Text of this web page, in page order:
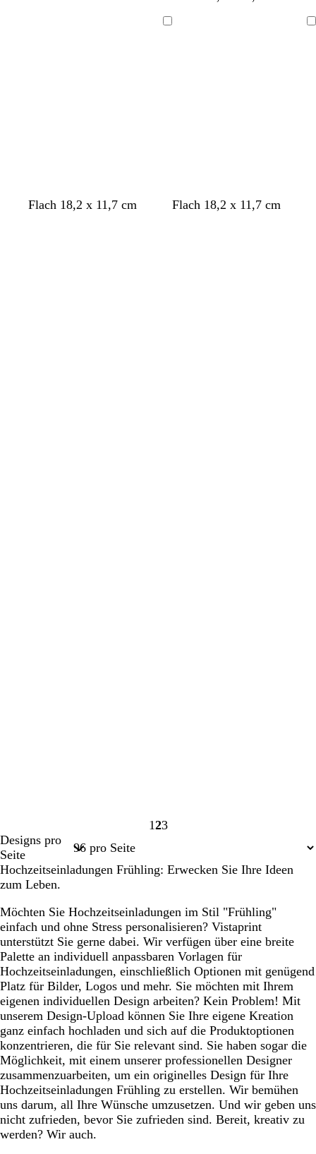
Flach 18,2 x 11,7 cm
Flach 18,2 x 11,7 cm
Seite
1Seite
2Seite
3
Designs pro
Seite
Hochzeitseinladungen Frühling: Erwecken Sie Ihre Ideen
zum Leben.
Möchten Sie Hochzeitseinladungen im Stil "Frühling"
einfach und ohne Stress personalisieren? Vistaprint
unterstützt Sie gerne dabei. Wir verfügen über eine breite
Palette an individuell anpassbaren Vorlagen für
Hochzeitseinladungen, einschließlich Optionen mit genügend
Platz für Bilder, Logos und mehr. Sie möchten mit Ihrem
eigenen individuellen Design arbeiten? Kein Problem! Mit
unserem Design-Upload können Sie Ihre eigene Kreation
ganz einfach hochladen und sich auf die Produktoptionen
konzentrieren, die für Sie relevant sind. Sie haben sogar die
Möglichkeit, mit einem unserer professionellen Designer
zusammenzuarbeiten, um ein originelles Design für Ihre
Hochzeitseinladungen Frühling zu erstellen. Wir bemühen
uns darum, all Ihre Wünsche umzusetzen. Und wir geben uns
nicht zufrieden, bevor Sie zufrieden sind. Bereit, kreativ zu
werden? Wir auch.